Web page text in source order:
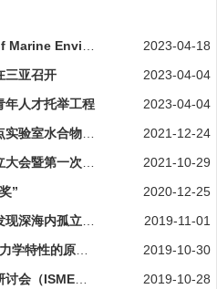
2023-04-18
三亚召开
2023-04-04
年人才托举工程
2023-04-04
2021-12-24
2021-10-29
”
2020-12-25
2019-11-01
2019-10-30
2019-10-28